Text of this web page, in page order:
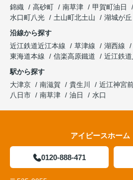
錦織
高砂町 南草津 甲賀町油日
水口町八光
土山町北土山 湖城が丘
沿線から探す
近江鉄道近江本線
草津線 湖西線
東海道本線
信楽高原鐵道 近江鉄
駅から探す
大津京
南滋賀 貴生川 近江神宮
八日市
南草津 油日 水口
アイピースホーム
0120-888-471